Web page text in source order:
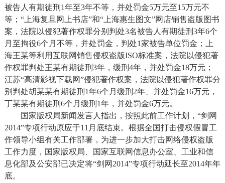
被告人有期徒刑1年至3年不等，并处罚金5万元至15万元不
等；“上海复旦网上书店”和“上海惠生图文”网店销售盗版图书
案，法院以侵犯著作权罪分别判处3名被告人有期徒刑3年6个
月至拘役6个月不等，并处罚金，判处1家被告单位罚金；上
海王某等利用互联网销售侵权盗版ISO标准案，法院以侵犯著
作权罪判处王某有期徒刑3年，缓刑4年，并处罚金18万元；
江苏“高清影视下载网”侵犯著作权案，法院以侵犯著作权罪分
别判处胡某某有期徒刑1年6个月缓刑2年、并处罚金16万元，
丁某某有期徒刑6个月缓刑1年，并处罚金6万元。
国家版权局新闻发言人指出，按照此前工作计划，“剑网
2014”专项行动原应于11月底结束。根据全国打击侵权假冒工
作领导小组有关工作部署，为进一步加大打击网络侵权盗版
工作力度，国家版权局、国家互联网信息办公室、工业和信
息化部及公安部已决定将“剑网2014”专项行动延长至2014年年
底。